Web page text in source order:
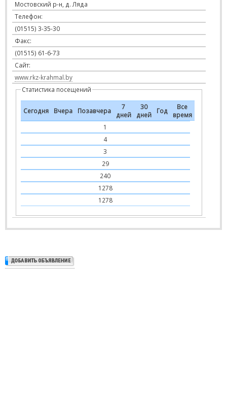
Мостовский р-н, д. Ляда
Телефон:
(01515) 3-35-30
Факс:
(01515) 61-6-73
Сайт:
www.rkz-krahmal.by
Статистика посещений
Сегодня Вчера Позавчера
7
дней
30
дней
Год
Все
время
1
4
3
29
240
1278
1278